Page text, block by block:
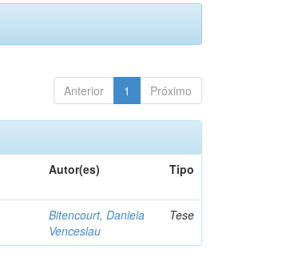
Anterior 1 Próximo
Autor(es) Tipo
Bitencourt, Daniela
Venceslau
Tese